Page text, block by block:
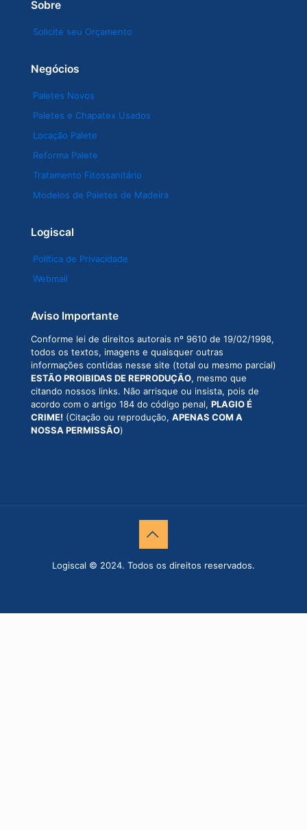
Sobre
Solicite seu Orçamento
Negócios
Paletes Novos
Paletes e Chapatex Usados
Locação Palete
Reforma Palete
Tratamento Fitossanitário
Modelos de Paletes de Madeira
Logiscal
Política de Privacidade
Webmail
Aviso Importante
Conforme lei de direitos autorais nº 9610 de 19/02/1998,
todos os textos, imagens e quaisquer outras
informações contidas nesse site (total ou mesmo parcial)
ESTÃO PROIBIDAS DE REPRODUÇÃO, mesmo que
citando nossos links. Não arrisque ou insista, pois de
acordo com o artigo 184 do código penal, PLAGIO É
CRIME! (Citação ou reprodução, APENAS COM A
NOSSA PERMISSÃO)
Logiscal © 2024. Todos os direitos reservados.